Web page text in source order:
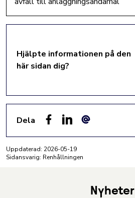
Hjälpte informationen på den
här sidan dig?
Dela
Uppdaterad: 2026-05-19
Sidansvarig: Renhållningen
Nyheter